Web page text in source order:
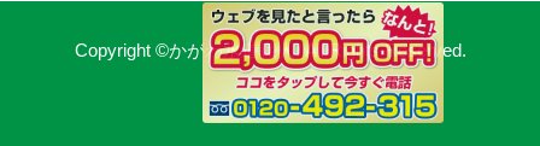
Copyright ©かがわ水道職人. All Rights Reserved.